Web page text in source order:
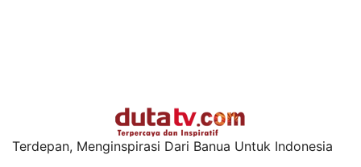
Terdepan, Menginspirasi Dari Banua Untuk Indonesia